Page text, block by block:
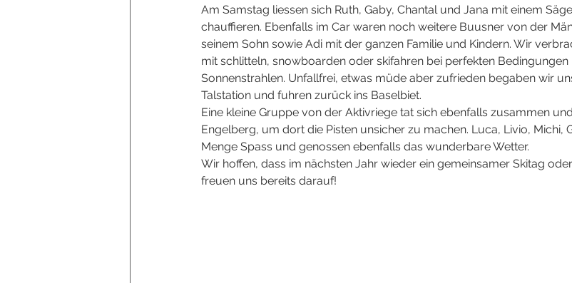
Am Samstag liessen sich Ruth, Gaby, Chantal und Jana mit einem
chauffieren. Ebenfalls im Car waren noch weitere Buusner von der
seinem Sohn sowie Adi mit der ganzen Familie und Kindern. Wir
mit schlitteln, snowboarden oder skifahren bei perfekten
Sonnenstrahlen. Unfallfrei, etwas müde aber zufrieden begaben wir
Talstation und fuhren zurück ins Baselbiet.
Eine kleine Gruppe von der Aktivriege tat sich ebenfalls zusammen
Engelberg, um dort die Pisten unsicher zu machen. Luca, Livio, Michi,
Menge Spass und genossen ebenfalls das wunderbare Wetter.
Wir hoffen, dass im nächsten Jahr wieder ein gemeinsamer Skitag
freuen uns bereits darauf!